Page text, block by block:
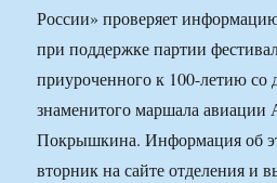
России» проверяет
при поддержке партии
приуроченного к 100-летию со
знаменитого маршала авиации
Покрышкина. Информация об
вторник на сайте отделения и